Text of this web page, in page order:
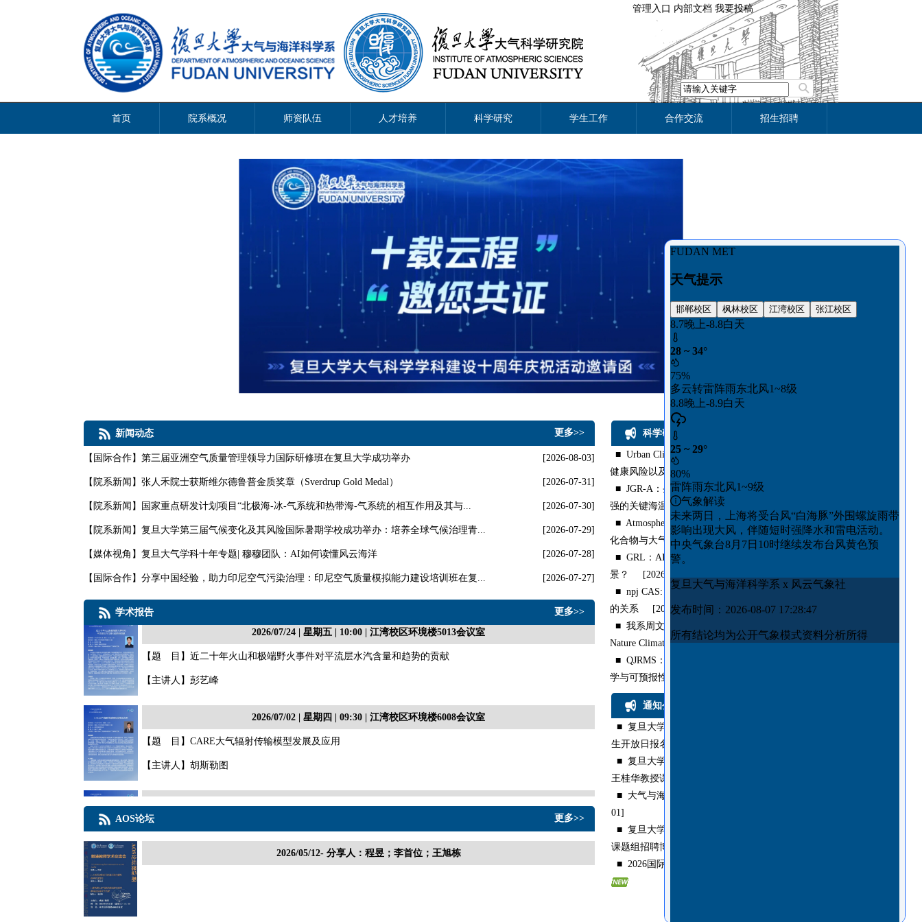
管理入口 内部文档 我要投稿
首页 院系概况 师资队伍 人才培养 科学研究 学生工作 合作交流 招生招聘
1 2 4
新闻动态 更多>>
【 国际合作】 第三届亚洲空气质量管理领导力国际研修班在复旦大学成功举办 [2026-08-03]
【 院系新闻 】 张人禾院士获斯维尔德鲁普金质奖章（Sverdrup Gold Medal） [2026-07-31]
【 院系新闻 】 国家重点研发计划项目“北极海-冰-气系统和热带海-气系统的相互作用及其与... [2026-07-30]
【 院系新闻 】 复旦大学第三届气候变化及其风险国际暑期学校成功举办：培养全球气候治理青... [2026-07-29]
【媒体视角 】 复旦大气学科十年专题| 穆穆团队：AI如何读懂风云海洋 [2026-07-28]
【 国际合作】 分享中国经验，助力印尼空气污染治理：印尼空气质量模拟能力建设培训班在复... [2026-07-27]
学术报告
更多>>
2026/07/24 | 星期五 | 10:00 | 江湾校区环境楼5013会议室
【题 目】近二十年火山和极端野火事件对平流层水汽含量和趋势的贡献
【主讲人】彭艺峰
2026/07/02 | 星期四 | 09:30 | 江湾校区环境楼6008会议室
【题 目】CARE大气辐射传输模型发展及应用
【主讲人】胡斯勒图
【题 目】欧亚积雪如何影响加州野火？
AOS论坛 更多>>
2026/05/12- 分享人：程昱；李首位；王旭栋
科学研究
■Urban Climate：揭示长三角极端高温热点区域及其
健康风险以及城市效应在其...
■JGR-A：条件非线性最优扰动揭示影响台风快速增
强的关键海温区域
[2026-08-04]
■Atmospheric Environment：赵德峰课题组获得羰基
化合物与大气二次有机气溶...[2026-07-29]
■GRL：AI气象模型能否预测训练中“未见”的场
景？
[2026-07-29]
■npj CAS: 热带气旋起源与其生命周期最大强度之间
的关系 [2026-07-21]
■我系周文教授团队极端降水风险研究成果入选
Nature Climate Change 编辑亮...[2026-07-12]
■QJRMS：AI天气模型中台风路径的误差增长动力
学与可预报性
通知公告
■ 复旦大学大气与海洋科学系2026年全国优秀大学
生开放日报名通知
■ 复旦大学大气与海洋科学系李首位助理教授联合
王桂华教授课题组联合招聘博士后
■ 大气与海洋科学系招聘青年教师1名
01]
■ 复旦大学大气与海洋科学系/大气科学研究院张峰
课题组招聘博士后
■ 2026国际暑期学校报名已开启